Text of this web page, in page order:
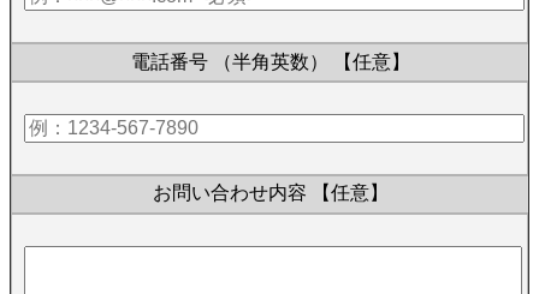
電話番号 （半角英数） 【任意】
お問い合わせ内容 【任意】